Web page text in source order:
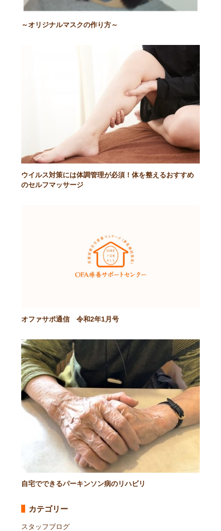
～オリジナルマスクの作り方～
ウイルス対策には体調管理が必須！体を整えるおすすめ
のセルフマッサージ
オファサポ通信 令和2年1月号
自宅でできるパーキンソン病のリハビリ
カテゴリー
スタッフブログ